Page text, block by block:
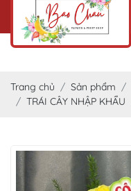
Trang chủ Sản phẩm
TRÁI CÂY NHẬP KHẨU